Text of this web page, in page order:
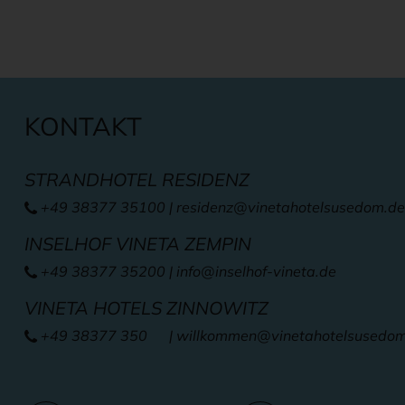
KONTAKT
STRANDHOTEL RESIDENZ
+49 38377 35100 | residenz@vinetahotelsusedom.de
INSELHOF VINETA ZEMPIN
+49 38377 35200 | info@inselhof-vineta.de
VINETA HOTELS ZINNOWITZ
+49 38377 350 | willkommen